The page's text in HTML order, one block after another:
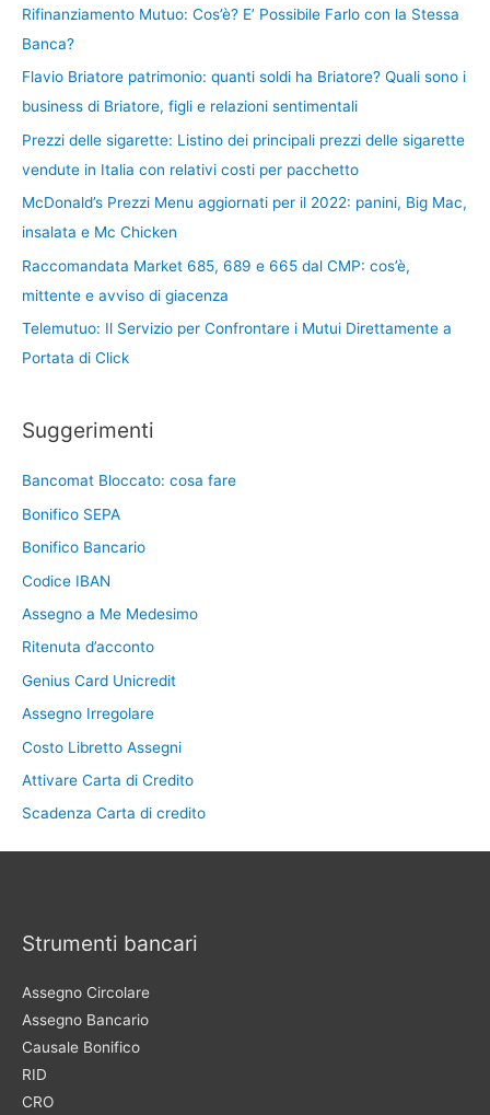
Rifinanziamento Mutuo: Cos’è? E’ Possibile Farlo con la Stessa
Banca?
Flavio Briatore patrimonio: quanti soldi ha Briatore? Quali sono i
business di Briatore, figli e relazioni sentimentali
Prezzi delle sigarette: Listino dei principali prezzi delle sigarette
vendute in Italia con relativi costi per pacchetto
McDonald’s Prezzi Menu aggiornati per il 2022: panini, Big Mac,
insalata e Mc Chicken
Raccomandata Market 685, 689 e 665 dal CMP: cos’è,
mittente e avviso di giacenza
Telemutuo: Il Servizio per Confrontare i Mutui Direttamente a
Portata di Click
Suggerimenti
Bancomat Bloccato: cosa fare
Bonifico SEPA
Bonifico Bancario
Codice IBAN
Assegno a Me Medesimo
Ritenuta d’acconto
Genius Card Unicredit
Assegno Irregolare
Costo Libretto Assegni
Attivare Carta di Credito
Scadenza Carta di credito
Strumenti bancari
Assegno Circolare
Assegno Bancario
Causale Bonifico
RID
CRO